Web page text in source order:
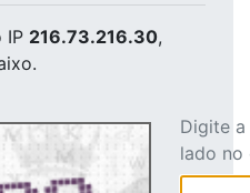
IP 216.73.216.30,
Digite
lado no